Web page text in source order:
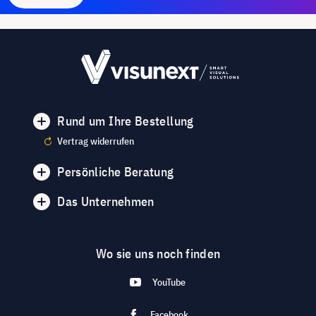
Rund um Ihre Bestellung
Vertrag widerrufen
Persönliche Beratung
Das Unternehmen
Wo sie uns noch finden
YouTube